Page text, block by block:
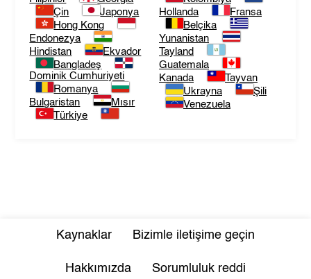
Çin
Japonya
Hong Kong
Endonezya
Hindistan
Ekvador
Bangladeş
Dominik Cumhuriyeti
Romanya
Bulgaristan
Mısır
Türkiye
Hollanda
Fransa
Belçika
Yunanistan
Tayland
Guatemala
Kanada
Tayvan
Ukrayna
Şili
Venezuela
Kaynaklar Bizimle iletişime geçin
Hakkımızda Sorumluluk reddi